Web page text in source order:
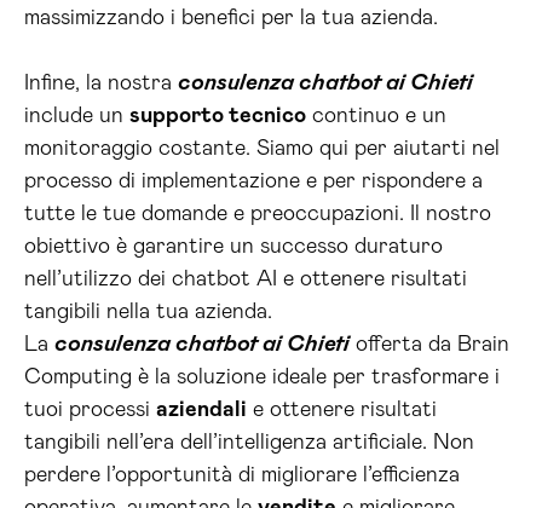
massimizzando i benefici per la tua azienda.
Infine, la nostra consulenza chatbot ai Chieti
include un supporto tecnico continuo e un
monitoraggio costante. Siamo qui per aiutarti nel
processo di implementazione e per rispondere a
tutte le tue domande e preoccupazioni. Il nostro
obiettivo è garantire un successo duraturo
nell’utilizzo dei chatbot AI e ottenere risultati
tangibili nella tua azienda.
La consulenza chatbot ai Chietiofferta da Brain
Computing è la soluzione ideale per trasformare i
tuoi processi aziendali e ottenere risultati
tangibili nell’era dell’intelligenza artificiale. Non
perdere l’opportunità di migliorare l’efficienza